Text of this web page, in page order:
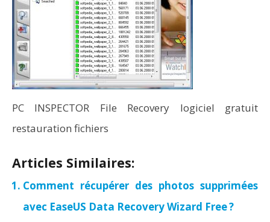
PC INSPECTOR File Recovery logiciel gratuit
restauration fichiers
Articles Similaires:
Comment récupérer des photos supprimées
avec EaseUS Data Recovery Wizard Free ?